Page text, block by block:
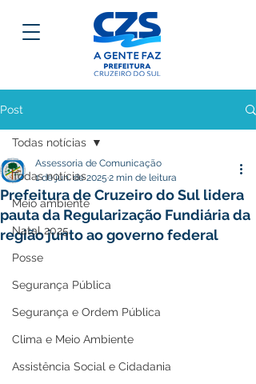
Post
Todas notícias
Meio ambiente
Natal 2025
Posse
Segurança Pública
Segurança e Ordem Pública
Clima e Meio Ambiente
Assistência Social e Cidadania
Todas notícias
Prefeitura de Cruzeiro do Sul lidera
pauta da Regularização Fundiária da
região junto ao governo federal
Assessoria de Comunicação
1 de jun. de 2025 2 min de leitura